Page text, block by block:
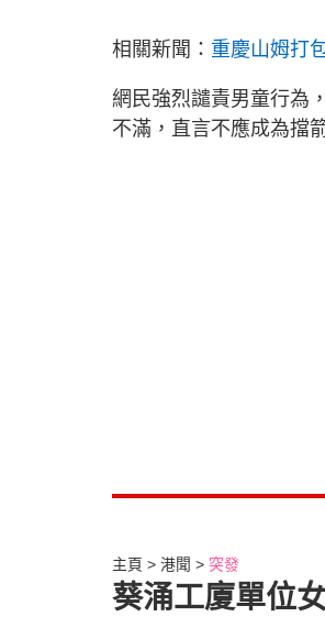
相關新聞： 重慶山姆打
網民強烈譴責男童行為
不滿，直言不應成為擋
主頁 港聞 突發
葵涌工廈單位